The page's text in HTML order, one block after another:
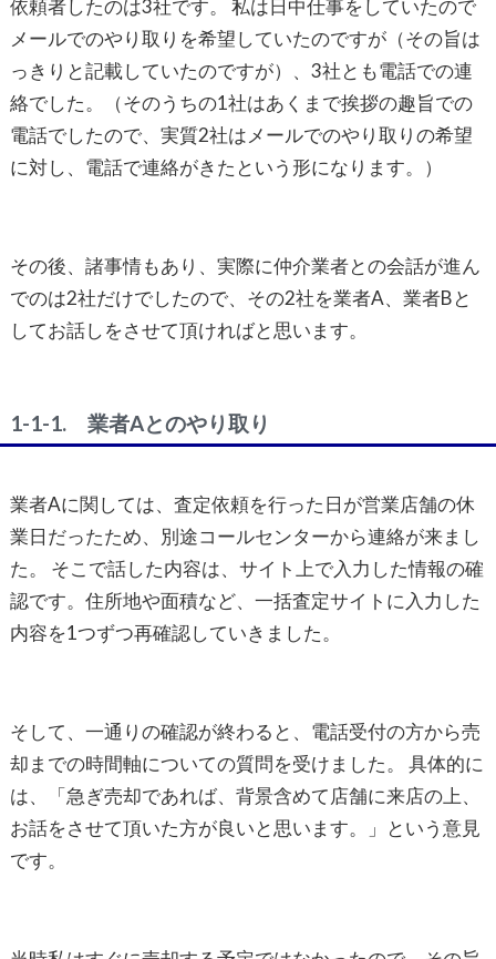
依頼者したのは3社です。 私は日中仕事をしていたので
メールでのやり取りを希望していたのですが（その旨は
っきりと記載していたのですが）、3社とも電話での連
絡でした。（そのうちの1社はあくまで挨拶の趣旨での
電話でしたので、実質2社はメールでのやり取りの希望
に対し、電話で連絡がきたという形になります。）
その後、諸事情もあり、実際に仲介業者との会話が進ん
でのは2社だけでしたので、その2社を業者A、業者Bと
してお話しをさせて頂ければと思います。
1-1-1. 業者Aとのやり取り
業者Aに関しては、査定依頼を行った日が営業店舗の休
業日だったため、別途コールセンターから連絡が来まし
た。 そこで話した内容は、サイト上で入力した情報の確
認です。住所地や面積など、一括査定サイトに入力した
内容を1つずつ再確認していきました。
そして、一通りの確認が終わると、電話受付の方から売
却までの時間軸についての質問を受けました。 具体的に
は、「急ぎ売却であれば、背景含めて店舗に来店の上、
お話をさせて頂いた方が良いと思います。」という意見
です。